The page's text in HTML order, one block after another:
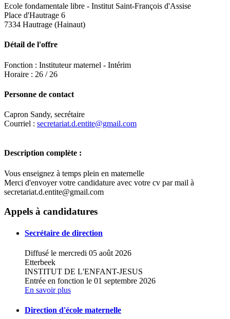
Ecole fondamentale libre - Institut Saint-François d'Assise
Place d'Hautrage 6
7334 Hautrage (Hainaut)
Détail de l'offre
Fonction : Instituteur maternel - Intérim
Horaire : 26 / 26
Personne de contact
Capron Sandy, secrétaire
Courriel : secretariat.d.entite@gmail.com
Description complète :
Vous enseignez à temps plein en maternelle
Merci d'envoyer votre candidature avec votre cv par mail à
secretariat.d.entite@gmail.com
Ecole fondamentale libre - Institut Saint-
+
Leaflet
Appels à candidatures
Secrétaire de direction
Diffusé le mercredi 05 août 2026
Etterbeek
INSTITUT DE L'ENFANT-JESUS
Entrée en fonction le 01 septembre 2026
En savoir plus
Direction d'école maternelle